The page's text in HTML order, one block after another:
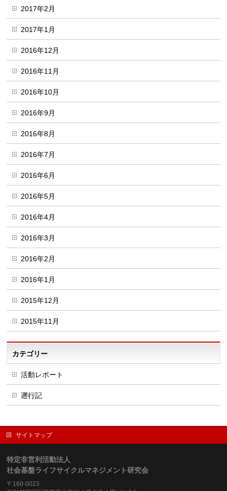
2017年2月
2017年1月
2016年12月
2016年11月
2016年10月
2016年9月
2016年8月
2016年7月
2016年6月
2016年5月
2016年4月
2016年3月
2016年2月
2016年1月
2015年12月
2015年11月
カテゴリー
活動レポート
遡行記
サイトマップ
特定非営利活動法人
社会基盤ライフサイクルマネジメント研究会
〒160-0023